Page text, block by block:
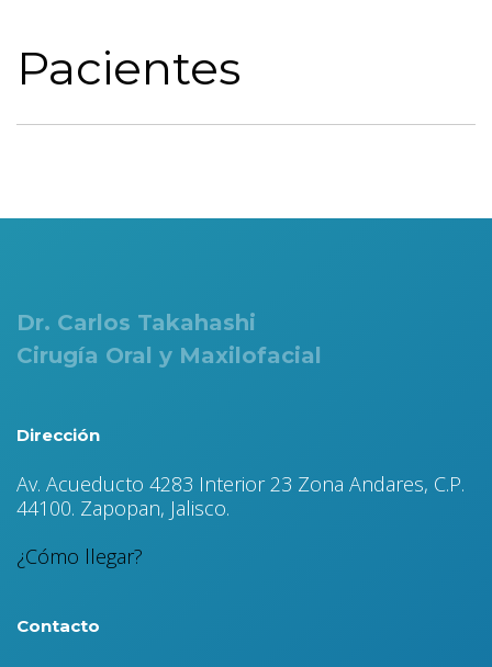
Pacientes
Dr. Carlos Takahashi
Cirugía Oral y Maxilofacial
Dirección
Av. Acueducto 4283 Interior 23 Zona Andares, C.P.
44100. Zapopan, Jalisco.
¿Cómo llegar?
Contacto